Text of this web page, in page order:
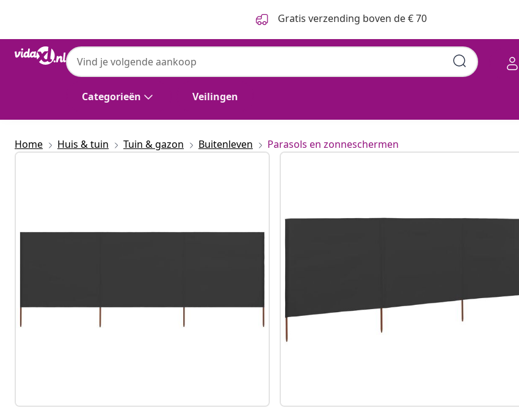
Gratis verzending boven de € 70
Categorieën Veilingen
vidaXL
Home Huis & tuin Tuin & gazon Buitenleven Parasols en zonneschermen